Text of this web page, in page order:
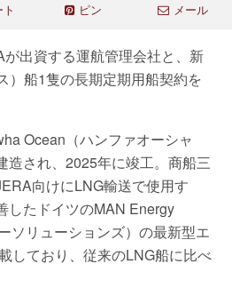
ピン メール
出資する運航管理会社と、新
）船1隻の長期定期用船契約を
Ocean（ハンファオーシャ
造され、2025年に竣工。商船三
向けにLNG輸送で使用す
したドイツのMAN Energy
ソリューションズ）の最新型エ
しており、従来のLNG船に比べ